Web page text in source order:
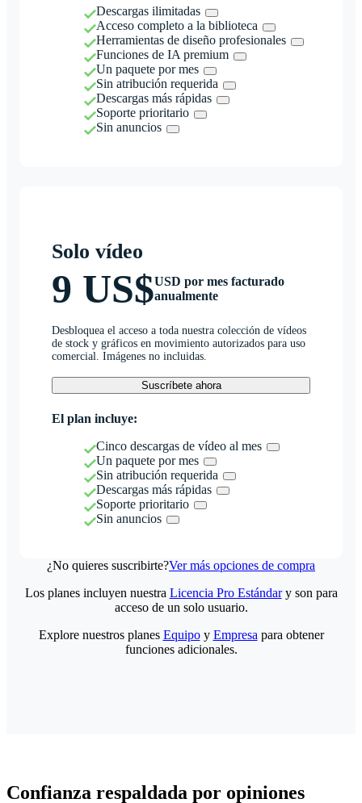
Descargas ilimitadas
Acceso completo a la biblioteca
Herramientas de diseño profesionales
Funciones de IA premium
Un paquete por mes
Sin atribución requerida
Descargas más rápidas
Soporte prioritario
Sin anuncios
Solo vídeo
9 US$USD por mes facturado
anualmente
Desbloquea el acceso a toda nuestra colección de vídeos
de stock y gráficos en movimiento autorizados para uso
comercial. Imágenes no incluidas.
Suscríbete ahora
El plan incluye:
Cinco descargas de vídeo al mes
Un paquete por mes
Sin atribución requerida
Descargas más rápidas
Soporte prioritario
Sin anuncios
¿No quieres suscribirte?Ver más opciones de compra
Los planes incluyen nuestra Licencia Pro Estándary son para
acceso de un solo usuario.
Explore nuestros planes Equipoy Empresa para obtener
funciones adicionales.
Confianza respaldada por opiniones